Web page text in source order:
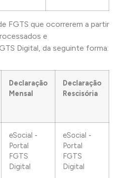
FGTS que ocorrerem a partir
e
Digital, da seguinte forma:
Declaração
Mensal
Declaração
Rescisória
eSocial -
Portal
FGTS
Digital
eSocial -
Portal
FGTS
Digital